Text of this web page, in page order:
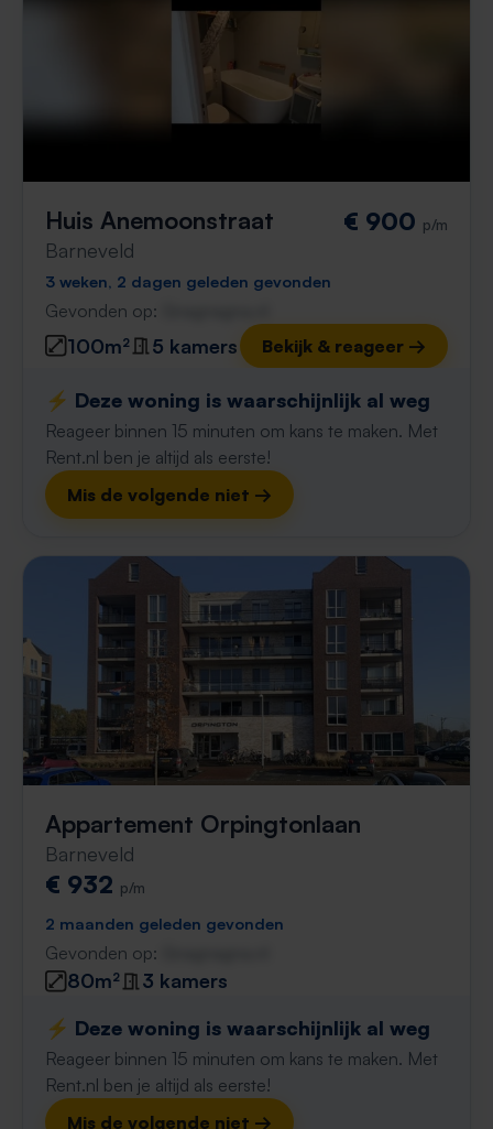
Huis Anemoonstraat
Barneveld
€ 900 p/m
3 weken, 2 dagen geleden gevonden
Gevonden op:
100m² 5 kamers Bekijk & reageer →
⚡️ Deze woning is waarschijnlijk al weg
Reageer binnen 15 minuten om kans te maken. Met
Rent.nl ben je altijd als eerste!
Mis de volgende niet →
Appartement Orpingtonlaan
Barneveld
€ 932 p/m
2 maanden geleden gevonden
Gevonden op:
80m²
3 kamers
⚡️ Deze woning is waarschijnlijk al weg
Reageer binnen 15 minuten om kans te maken. Met
Rent.nl ben je altijd als eerste!
Mis de volgende niet →